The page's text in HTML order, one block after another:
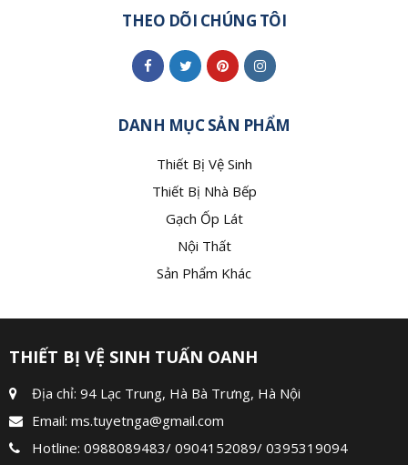
THEO DÕI CHÚNG TÔI
DANH MỤC SẢN PHẨM
Thiết Bị Vệ Sinh
Thiết Bị Nhà Bếp
Gạch Ốp Lát
Nội Thất
Sản Phẩm Khác
THIẾT BỊ VỆ SINH TUẤN OANH
Địa chỉ: 94 Lạc Trung, Hà Bà Trưng, Hà Nội
Email: ms.tuyetnga@gmail.com
Hotline: 0988089483/ 0904152089/ 0395319094